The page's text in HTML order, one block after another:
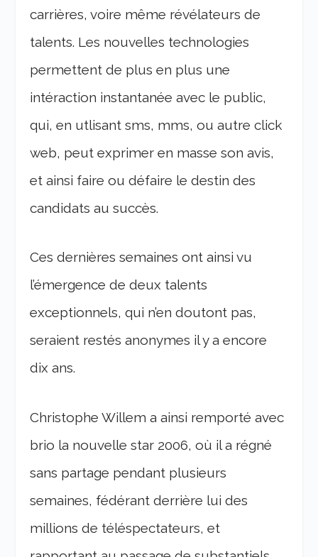
carrières, voire même révélateurs de
talents. Les nouvelles technologies
permettent de plus en plus une
intéraction instantanée avec le public,
qui, en utlisant sms, mms, ou autre click
web, peut exprimer en masse son avis,
et ainsi faire ou défaire le destin des
candidats au succès.
Ces dernières semaines ont ainsi vu
l’émergence de deux talents
exceptionnels, qui n’en doutont pas,
seraient restés anonymes il y a encore
dix ans.
Christophe Willem a ainsi remporté avec
brio la nouvelle star 2006, où il a régné
sans partage pendant plusieurs
semaines, fédérant derrière lui des
millions de téléspectateurs, et